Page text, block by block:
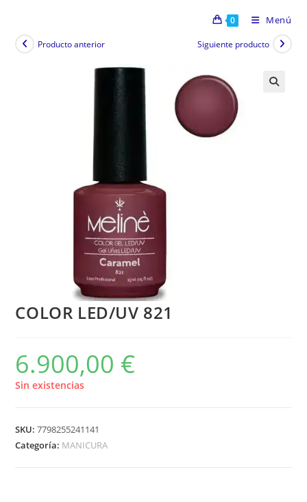
0 Menú
Producto anterior Siguiente producto
COLOR LED/UV 821
6.900,00 €
Sin existencias
SKU:7798255241141
Categoría: MANICURA